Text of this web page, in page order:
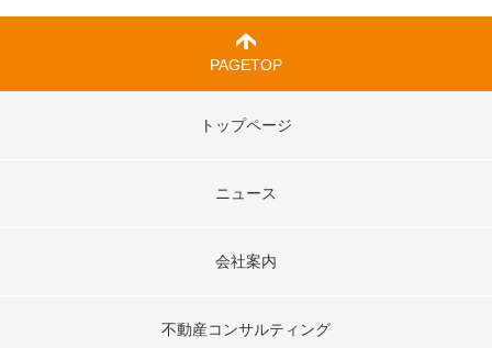
PAGETOP
トップページ
ニュース
会社案内
不動産コンサルティング